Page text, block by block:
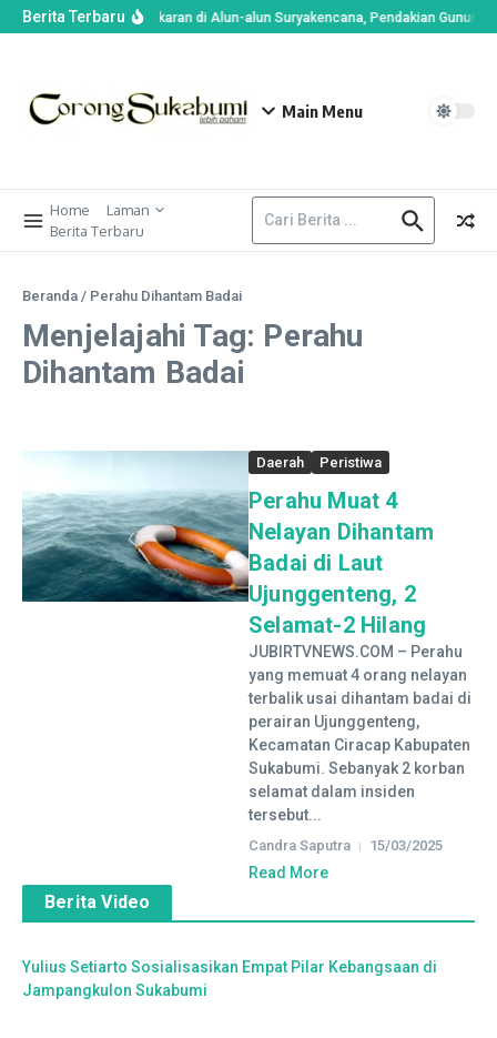
Berita TerbaruImbas Kebakaran di Alun-alun Suryakencana, Pendakian Gunung
Main Menu
Home
Laman
Berita Terbaru
Beranda / Perahu Dihantam Badai
Menjelajahi Tag: Perahu
Dihantam Badai
Daerah Peristiwa
Perahu Muat 4
Nelayan Dihantam
Badai di Laut
Ujunggenteng, 2
Selamat-2 Hilang
JUBIRTVNEWS.COM – Perahu
yang memuat 4 orang nelayan
terbalik usai dihantam badai di
perairan Ujunggenteng,
Kecamatan Ciracap Kabupaten
Sukabumi. Sebanyak 2 korban
selamat dalam insiden
tersebut...
Candra Saputra 15/03/2025
Read More
Berita Video
Yulius Setiarto Sosialisasikan Empat Pilar Kebangsaan di
Jampangkulon Sukabumi